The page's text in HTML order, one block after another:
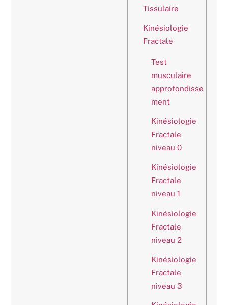
Tissulaire
Kinésiologie
Fractale
Test
musculaire
approfondisse
ment
Kinésiologie
Fractale
niveau 0
Kinésiologie
Fractale
niveau 1
Kinésiologie
Fractale
niveau 2
Kinésiologie
Fractale
niveau 3